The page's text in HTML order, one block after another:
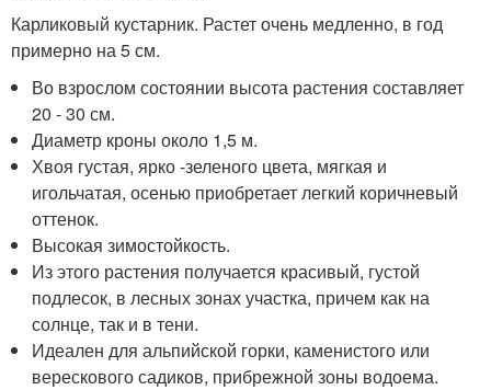
Карликовый кустарник. Растет очень медленно, в год
примерно на 5 см.
Во взрослом состоянии высота растения составляет
20 - 30 см.
Диаметр кроны около 1,5 м.
Хвоя густая, ярко -зеленого цвета, мягкая и
игольчатая, осенью приобретает легкий коричневый
оттенок.
Высокая зимостойкость.
Из этого растения получается красивый, густой
подлесок, в лесных зонах участка, причем как на
солнце, так и в тени.
Идеален для альпийской горки, каменистого или
верескового садиков, прибрежной зоны водоема.